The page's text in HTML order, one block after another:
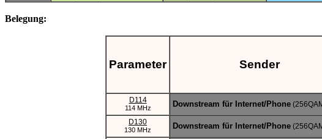
Belegung:
Parameter Sender
D114
114 MHz Downstream für Internet/Phone
D130
130 MHz Downstream für Internet/Phone